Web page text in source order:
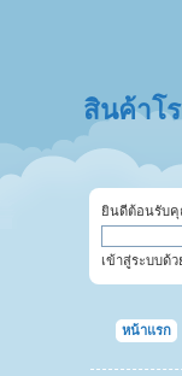
สินค้าโ
ยินดีต้อนรับคุ
เข้าสู่ระบบด้
หน้าแรก